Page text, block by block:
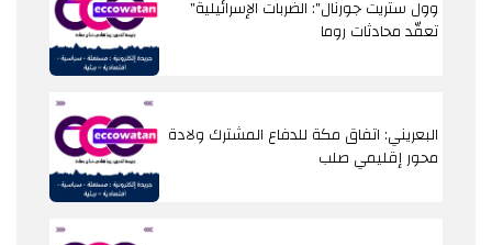
"وول ستريت جورنال": الضربات الإسرائيلية
تعقّد محادثات روما
البعريني: اتفاق مكة للدفاع المشترك ولادة
محور إقليمي صلب